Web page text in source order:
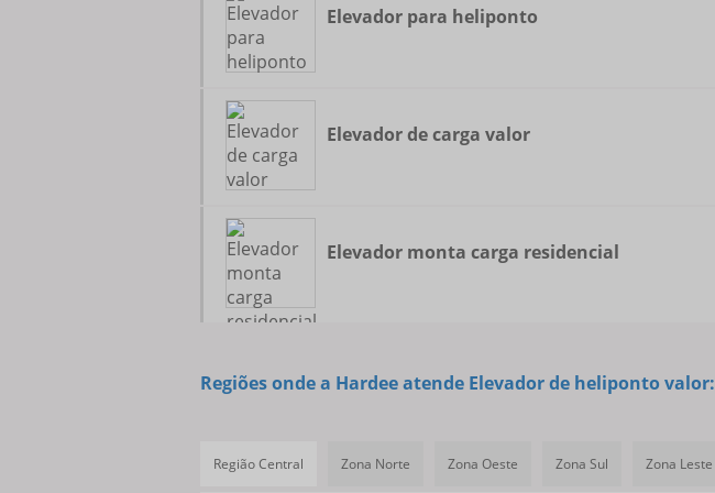
Elevador para heliponto
Elevador de carga valor
Elevador monta carga residencial
Regiões onde a Hardee atende Elevador de heliponto valor:
Região Central Zona Norte Zona Oeste Zona Sul Zona Leste